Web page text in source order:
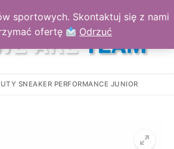
sportowych. Skontaktuj się z nami
ofertę
Odrzuć
SNEAKER PERFORMANCE JUNIOR